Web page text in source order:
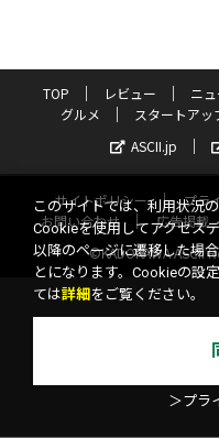
TOP レビュー ニュ
グルメ
スタートアッ
ASCII.jp
サイトポリシー プラ
お問い合わせ
広告掲載
©KADOKAWA ASCII
このサイトでは、利用状況
Cookieを使用してアクセス
以降のページに遷移した場
とになります。Cookieの設
ては詳細 をご覧ください。
＞プラ